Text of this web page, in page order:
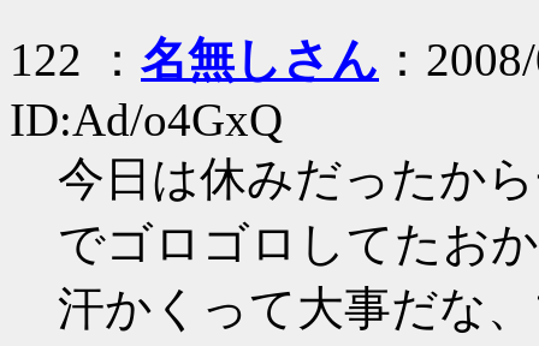
122 ： 名無しさん ：
ID:Ad/o4GxQ
今日は休みだったか
でゴロゴロしてたお
汗かくって大事だな